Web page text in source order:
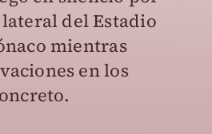
del Estadio
mientras
en los